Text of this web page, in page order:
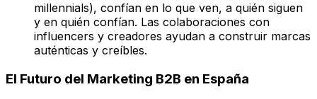
millennials), confían en lo que ven, a quién siguen
y en quién confían. Las colaboraciones con
influencers y creadores ayudan a construir marcas
auténticas y creíbles.
El Futuro del Marketing B2B en España